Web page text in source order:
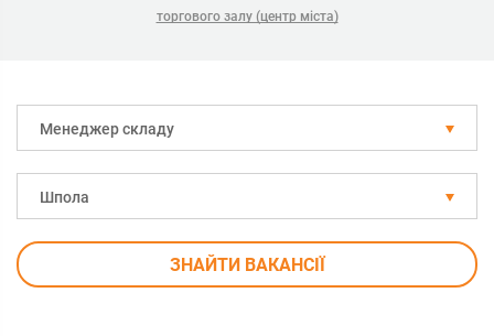
торгового залу (центр міста)
Менеджер складу
Шпола
ЗНАЙТИ ВАКАНСІЇ